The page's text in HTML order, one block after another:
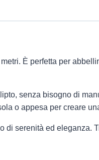
È perfetta per
senza bisogno di
o appesa per creare
serenità ed eleganza.